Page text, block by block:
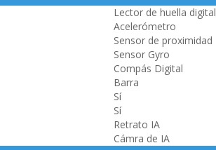
Lector de huella digital
Acelerómetro
Sensor de proximidad
Sensor Gyro
Compás Digital
Barra
Sí
Sí
Retrato IA
Cámra de IA